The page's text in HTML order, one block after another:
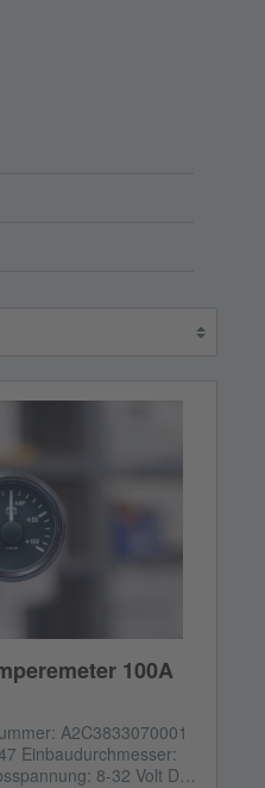
100A
A2C3833070001
Einbaudurchmesser:
8-32 Volt DC